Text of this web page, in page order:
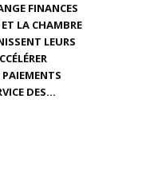
FINANCES
LA CHAMBRE
LEURS
DES...